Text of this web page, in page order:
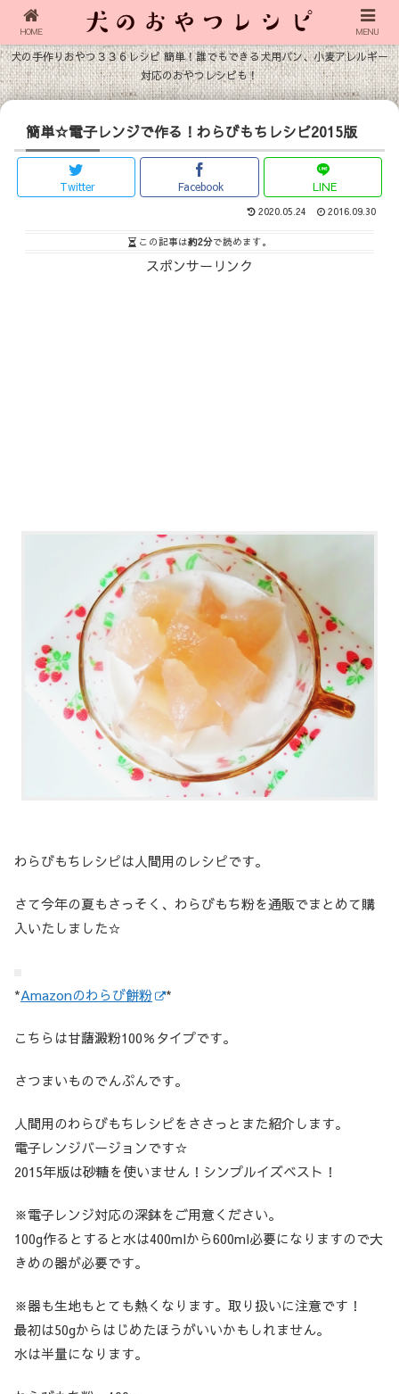
犬の手作りおやつ３３６レシピ 簡単！誰でもできる犬用パン、小麦アレルギー
対応のおやつレシピも！
簡単☆電子レンジで作る！わらびもちレシピ2015版
Twitter Facebook LINE
2020.05.24 2016.09.30
この記事は約2分で読めます。
スポンサーリンク
わらびもちレシピは人間用のレシピです。
さて今年の夏もさっそく、わらびもち粉を通販でまとめて購
入いたしました☆
*Amazonのわらび餅粉 *
こちらは甘藷澱粉100％タイプです。
さつまいものでんぷんです。
人間用のわらびもちレシピをささっとまた紹介します。
電子レンジバージョンです☆
2015年版は砂糖を使いません！シンプルイズベスト！
※電子レンジ対応の深鉢をご用意ください。
100g作るとすると水は400mlから600ml必要になりますので大
きめの器が必要です。
※器も生地もとても熱くなります。取り扱いに注意です！
最初は50gからはじめたほうがいいかもしれません。
水は半量になります。
HOME MENU